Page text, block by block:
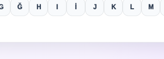
Ğ H I İ J K L M